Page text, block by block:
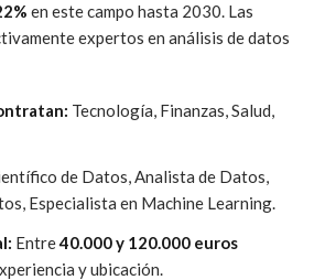
en este campo hasta 2030. Las
expertos en análisis de datos
Tecnología, Finanzas, Salud,
de Datos, Analista de Datos,
Especialista en Machine Learning.
Entre40.000 y 120.000 euros
y ubicación.